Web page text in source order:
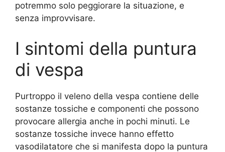
potremmo solo peggiorare la situazione, e
senza improvvisare.
I sintomi della puntura
di vespa
Purtroppo il veleno della vespa contiene delle
sostanze tossiche e componenti che possono
provocare allergia anche in pochi minuti. Le
sostanze tossiche invece hanno effetto
vasodilatatore che si manifesta dopo la puntura